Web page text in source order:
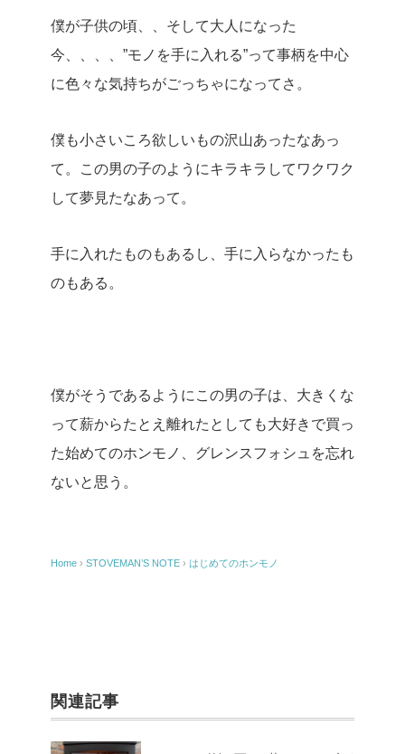
僕が子供の頃、、そして大人になった
今、、、、”モノを手に入れる”って事柄を中心
に色々な気持ちがごっちゃになってさ。
僕も小さいころ欲しいもの沢山あったなあっ
て。この男の子のようにキラキラしてワクワク
して夢見たなあって。
手に入れたものもあるし、手に入らなかったも
のもある。
僕がそうであるようにこの男の子は、大きくな
って薪からたとえ離れたとしても大好きで買っ
た始めてのホンモノ、グレンスフォシュを忘れ
ないと思う。
Home › STOVEMAN’S NOTE › はじめてのホンモノ
関連記事